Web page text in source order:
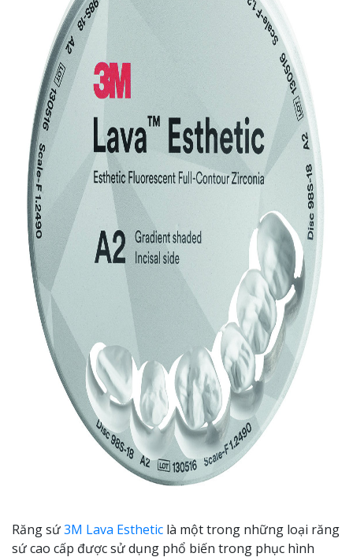
Răng sứ3M Lava Esthetic là một trong những loại răng
sứ cao cấp được sử dụng phổ biến trong phục hình